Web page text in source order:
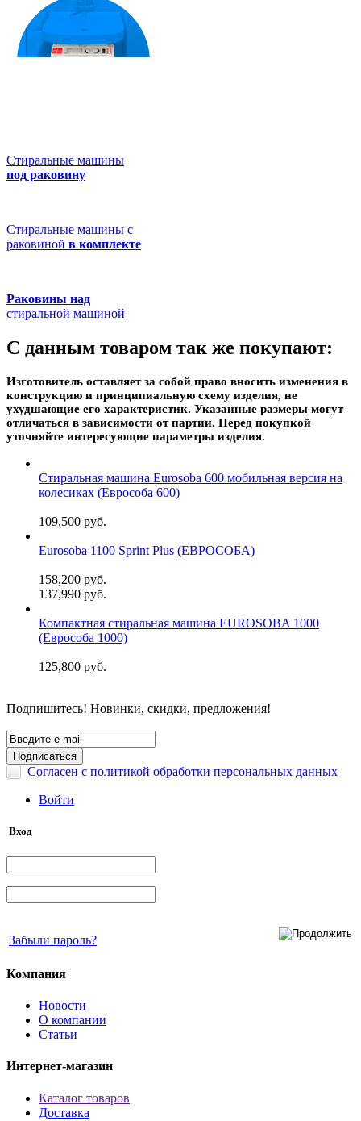
Стиральные машины
под раковину
Стиральные машины с
раковиной в комплекте
Раковины над
стиральной машиной
С данным товаром так же покупают:
Изготовитель оставляет за собой право вносить изменения в
конструкцию и принципиальную схему изделия, не
ухудшающие его характеристик. Указанные размеры могут
отличаться в зависимости от партии. Перед покупкой
уточняйте интересующие параметры изделия.
Стиральная машина Eurosoba 600 мобильная версия на
колесиках (Еврособа 600)
109,500 руб.
Eurosoba 1100 Sprint Plus (ЕВРОСОБА)
158,200 руб.
137,990 руб.
Компактная стиральная машина EUROSOBA 1000
(Еврособа 1000)
125,800 руб.
Подпишитесь! Новинки, скидки, предложения!
Согласен с политикой обработки персональных данных
Войти
Вход
Забыли пароль?
Компания
Новости
О компании
Статьи
Интернет-магазин
Каталог товаров
Доставка